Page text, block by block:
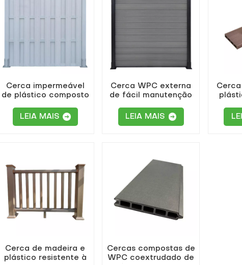
Cerca impermeável
de plástico composto
plástico, para uso
LEIA MAIS
Cerca WPC externa
de fácil manutenção
LEIA MAIS
Cerca de madeira e
plástico resistente à
Cercas compostas de
WPC coextrudado de